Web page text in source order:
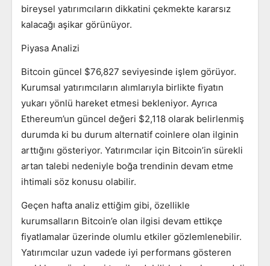
bireysel yatırımcıların dikkatini çekmekte kararsız
kalacağı aşikar görünüyor.
Piyasa Analizi
Bitcoin güncel $76,827 seviyesinde işlem görüyor.
Kurumsal yatırımcıların alımlarıyla birlikte fiyatın
yukarı yönlü hareket etmesi bekleniyor. Ayrıca
Ethereum’un güncel değeri $2,118 olarak belirlenmiş
durumda ki bu durum alternatif coinlere olan ilginin
arttığını gösteriyor. Yatırımcılar için Bitcoin’in sürekli
artan talebi nedeniyle boğa trendinin devam etme
ihtimali söz konusu olabilir.
Geçen hafta analiz ettiğim gibi, özellikle
kurumsalların Bitcoin’e olan ilgisi devam ettikçe
fiyatlamalar üzerinde olumlu etkiler gözlemlenebilir.
Yatırımcılar uzun vadede iyi performans gösteren